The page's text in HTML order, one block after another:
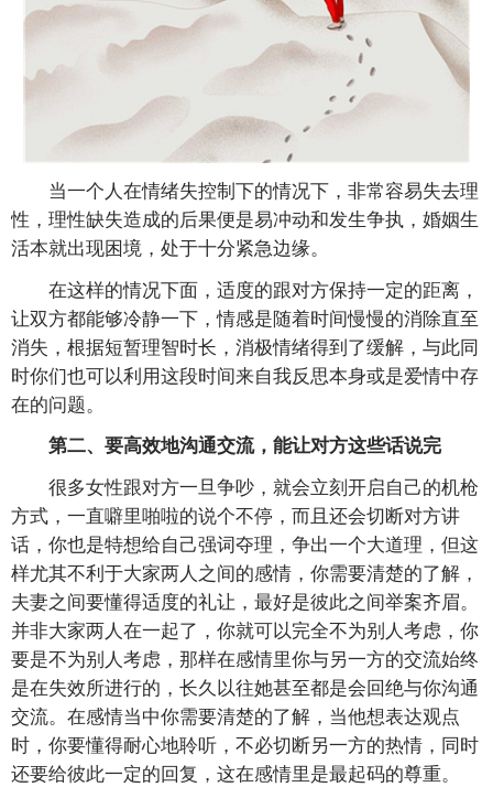
当一个人在情绪失控制下的情况下，非常容易失去理
性，理性缺失造成的后果便是易冲动和发生争执，婚姻生
活本就出现困境，处于十分紧急边缘。
在这样的情况下面，适度的跟对方保持一定的距离，
让双方都能够冷静一下，情感是随着时间慢慢的消除直至
消失，根据短暂理智时长，消极情绪得到了缓解，与此同
时你们也可以利用这段时间来自我反思本身或是爱情中存
在的问题。
第二、要高效地沟通交流，能让对方这些话说完
很多女性跟对方一旦争吵，就会立刻开启自己的机枪
方式，一直噼里啪啦的说个不停，而且还会切断对方讲
话，你也是特想给自己强词夺理，争出一个大道理，但这
样尤其不利于大家两人之间的感情，你需要清楚的了解，
夫妻之间要懂得适度的礼让，最好是彼此之间举案齐眉。
并非大家两人在一起了，你就可以完全不为别人考虑，你
要是不为别人考虑，那样在感情里你与另一方的交流始终
是在失效所进行的，长久以往她甚至都是会回绝与你沟通
交流。在感情当中你需要清楚的了解，当他想表达观点
时，你要懂得耐心地聆听，不必切断另一方的热情，同时
还要给彼此一定的回复，这在感情里是最起码的尊重。